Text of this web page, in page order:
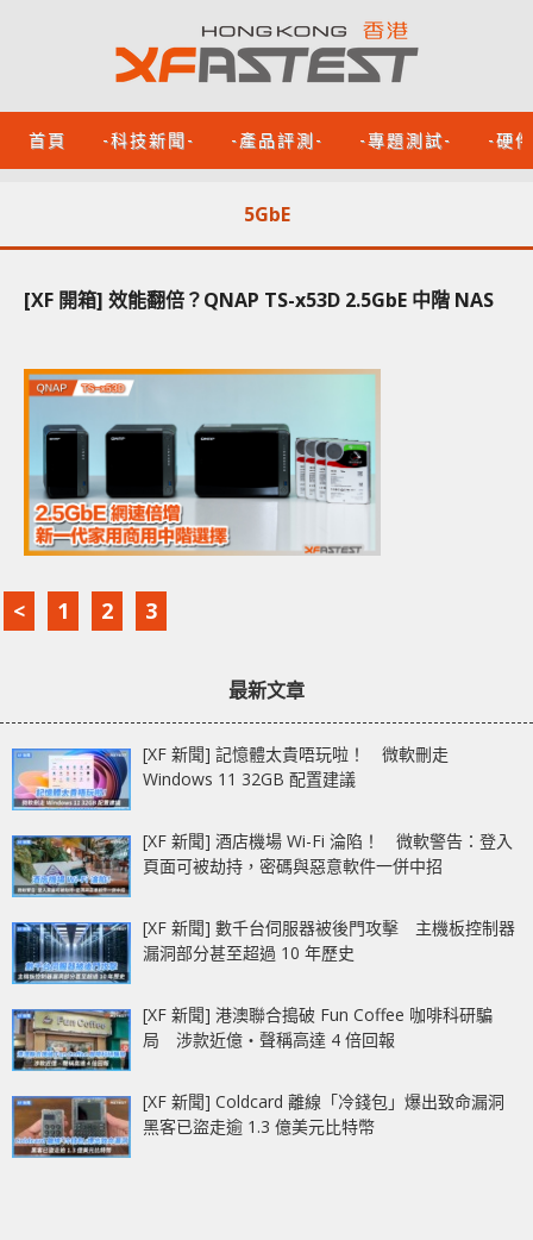
首頁 -科技新聞- -產品評測- -專題測試- -硬
5GbE
[XF 開箱] 效能翻倍？QNAP TS-x53D 2.5GbE 中階 NAS
< 1 2 3
最新文章
[XF 新聞] 記憶體太貴唔玩啦！ 微軟刪走
Windows 11 32GB 配置建議
[XF 新聞] 酒店機場 Wi-Fi 淪陷！ 微軟警告：登入
頁面可被劫持，密碼與惡意軟件一併中招
[XF 新聞] 數千台伺服器被後門攻擊 主機板控制器
漏洞部分甚至超過 10 年歷史
[XF 新聞] 港澳聯合搗破 Fun Coffee 咖啡科研騙
局 涉款近億‧聲稱高達 4 倍回報
[XF 新聞] Coldcard 離線「冷錢包」爆出致命漏洞
黑客已盜走逾 1.3 億美元比特幣